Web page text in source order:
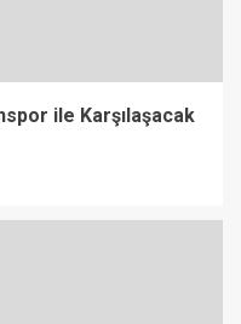
ile Karşılaşacak